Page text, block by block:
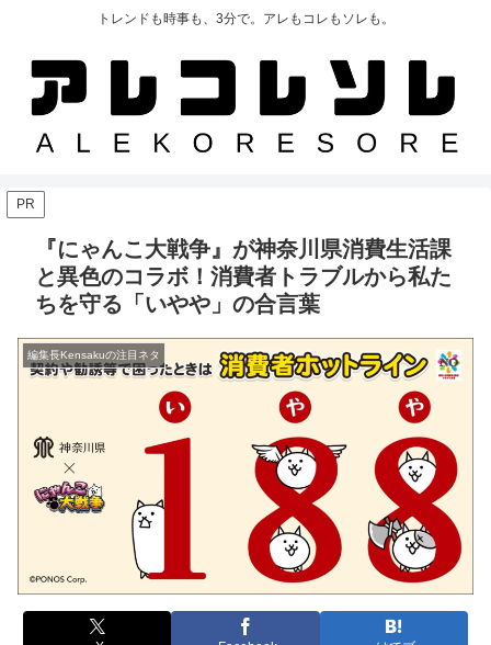
トレンドも時事も、3分で。アレもコレもソレも。
PR
『にゃんこ大戦争』が神奈川県消費生活課
と異色のコラボ！消費者トラブルから私た
ちを守る「いやや」の合言葉
編集長Kensakuの注目ネタ